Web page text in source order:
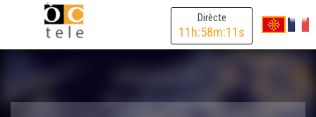
Dirècte
11h:58m:11s